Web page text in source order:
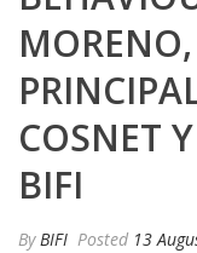
COSNET
BIFI
ByBIFI Posted 13